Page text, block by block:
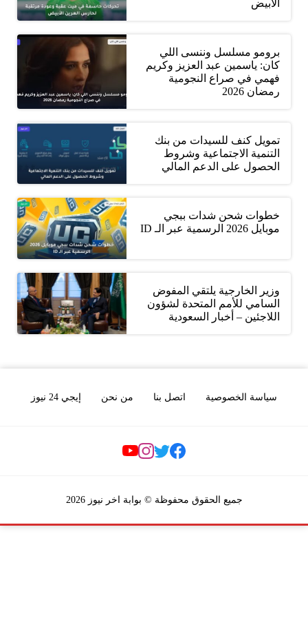
الأبيض
برومو مسلسل وننسى اللي
كان: ياسمين عبد العزيز وكريم
فهمي في صراع النجومية
رمضان 2026
تمويل كنف للسيدات من بنك
التنمية الاجتماعية وشروط
الحصول على الدعم المالي
خطوات شحن شدات ببجي
موبايل 2026 الرسمية عبر الـ ID
وزير الخارجية يلتقي المفوض
السامي للأمم المتحدة لشؤون
اللاجئين – أخبار السعودية
سياسة الخصوصية اتصل بنا من نحن إيجي 24 نيوز
Social Links
جميع الحقوق محفوظة © بوابة اخر نيوز 2026